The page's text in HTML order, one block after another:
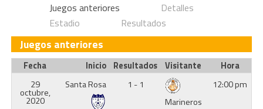
Juegos anteriores
Detalles
Estadio
Resultados
Juegos anteriores
Fecha Inicio Resultados Visitante
Hora
29
octubre,
2020
Santa Rosa
1 - 1
Marineros
12:00 pm